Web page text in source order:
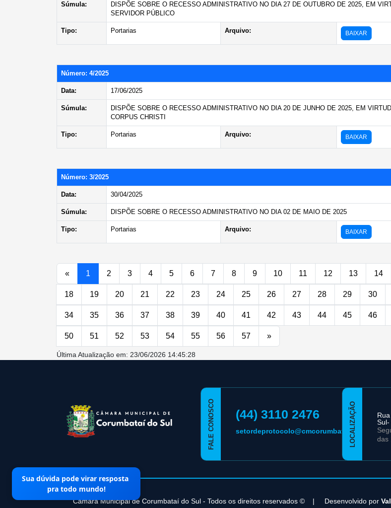
Súmula:
DISPÕE SOBRE O RECESSO ADMINISTRATIVO NO DIA 27 DE OUTUBRO DE 2025, EM
SERVIDOR PÚBLICO
Tipo: Portarias Arquivo: BAIXAR
Número: 4/2025
Data: 17/06/2025
Súmula:
DISPÕE SOBRE O RECESSO ADMINISTRATIVO NO DIA 20 DE JUNHO DE 2025, EM
CORPUS CHRISTI
Tipo: Portarias Arquivo: BAIXAR
Número: 3/2025
Data: 30/04/2025
Súmula: DISPÕE SOBRE O RECESSO ADMINISTRATIVO NO DIA 02 DE MAIO DE 2025
Tipo: Portarias Arquivo: BAIXAR
« 1 2 3 4 5 6 7 8 9 10 11 12 13 14
18 19 20 21 22 23 24 25 26 27 28 29 30
34 35 36 37 38 39 40 41 42 43 44 45 46
50 51 52 53 54 55 56 57 »
Última Atualização em: 23/06/2026 14:45:28
FALE CONOSCO (44) 3110 2476
setordeprotocolo@cmcorumbatai.pr.gov.br
LOCALIZAÇÃO
das
Câmara Municipal de Corumbataí­ do Sul - Todos os direitos reservados ©| Desenvolvido por
Sua dúvida pode virar resposta
pra todo mundo!